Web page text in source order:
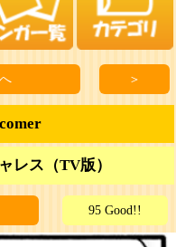
＞
レス（TV版）
95 Good!!